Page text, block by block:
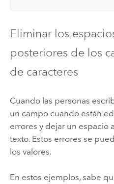
Eliminar los
posteriores de los
de caracteres
Cuando las personas
un campo cuando están
errores y dejar un espacio
texto. Estos errores se
los valores.
En estos ejemplos, sabe